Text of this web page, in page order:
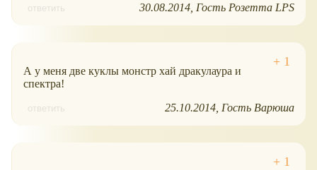
ответить 30.08.2014 Гость Розетта LPS
А у меня две куклы монстр хай дракулаура и
спектра!
ответить 25.10.2014 Гость Варюша